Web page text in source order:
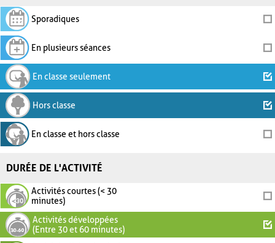
Sporadiques
En plusieurs séances
En classe seulement
Hors classe
En classe et hors classe
DURÉE DE L'ACTIVITÉ
Activités courtes (< 30
minutes)
Activités développées
(Entre 30 et 60 minutes)